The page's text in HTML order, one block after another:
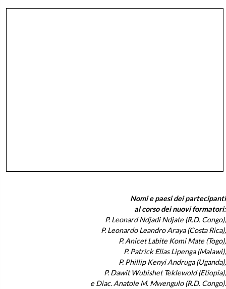
Nomi e paesi dei partecipanti
al corso dei nuovi formatori:
P. Leonard Ndjadi Ndjate (R.D. Congo),
P. Leonardo Leandro Araya (Costa Rica),
P. Anicet Labite Komi Mate (Togo),
P. Patrick Elias Lipenga (Malawi),
P. Phillip Kenyi Andruga (Uganda),
P. Dawit Wubishet Teklewold (Etiopia),
e Diac. Anatole M. Mwengulo (R.D. Congo).